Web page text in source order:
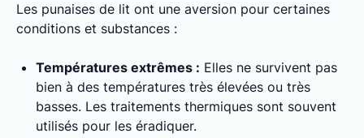
Les punaises de lit ont une aversion pour certaines
conditions et substances :
Températures extrêmes : Elles ne survivent pas
bien à des températures très élevées ou très
basses. Les traitements thermiques sont souvent
utilisés pour les éradiquer.